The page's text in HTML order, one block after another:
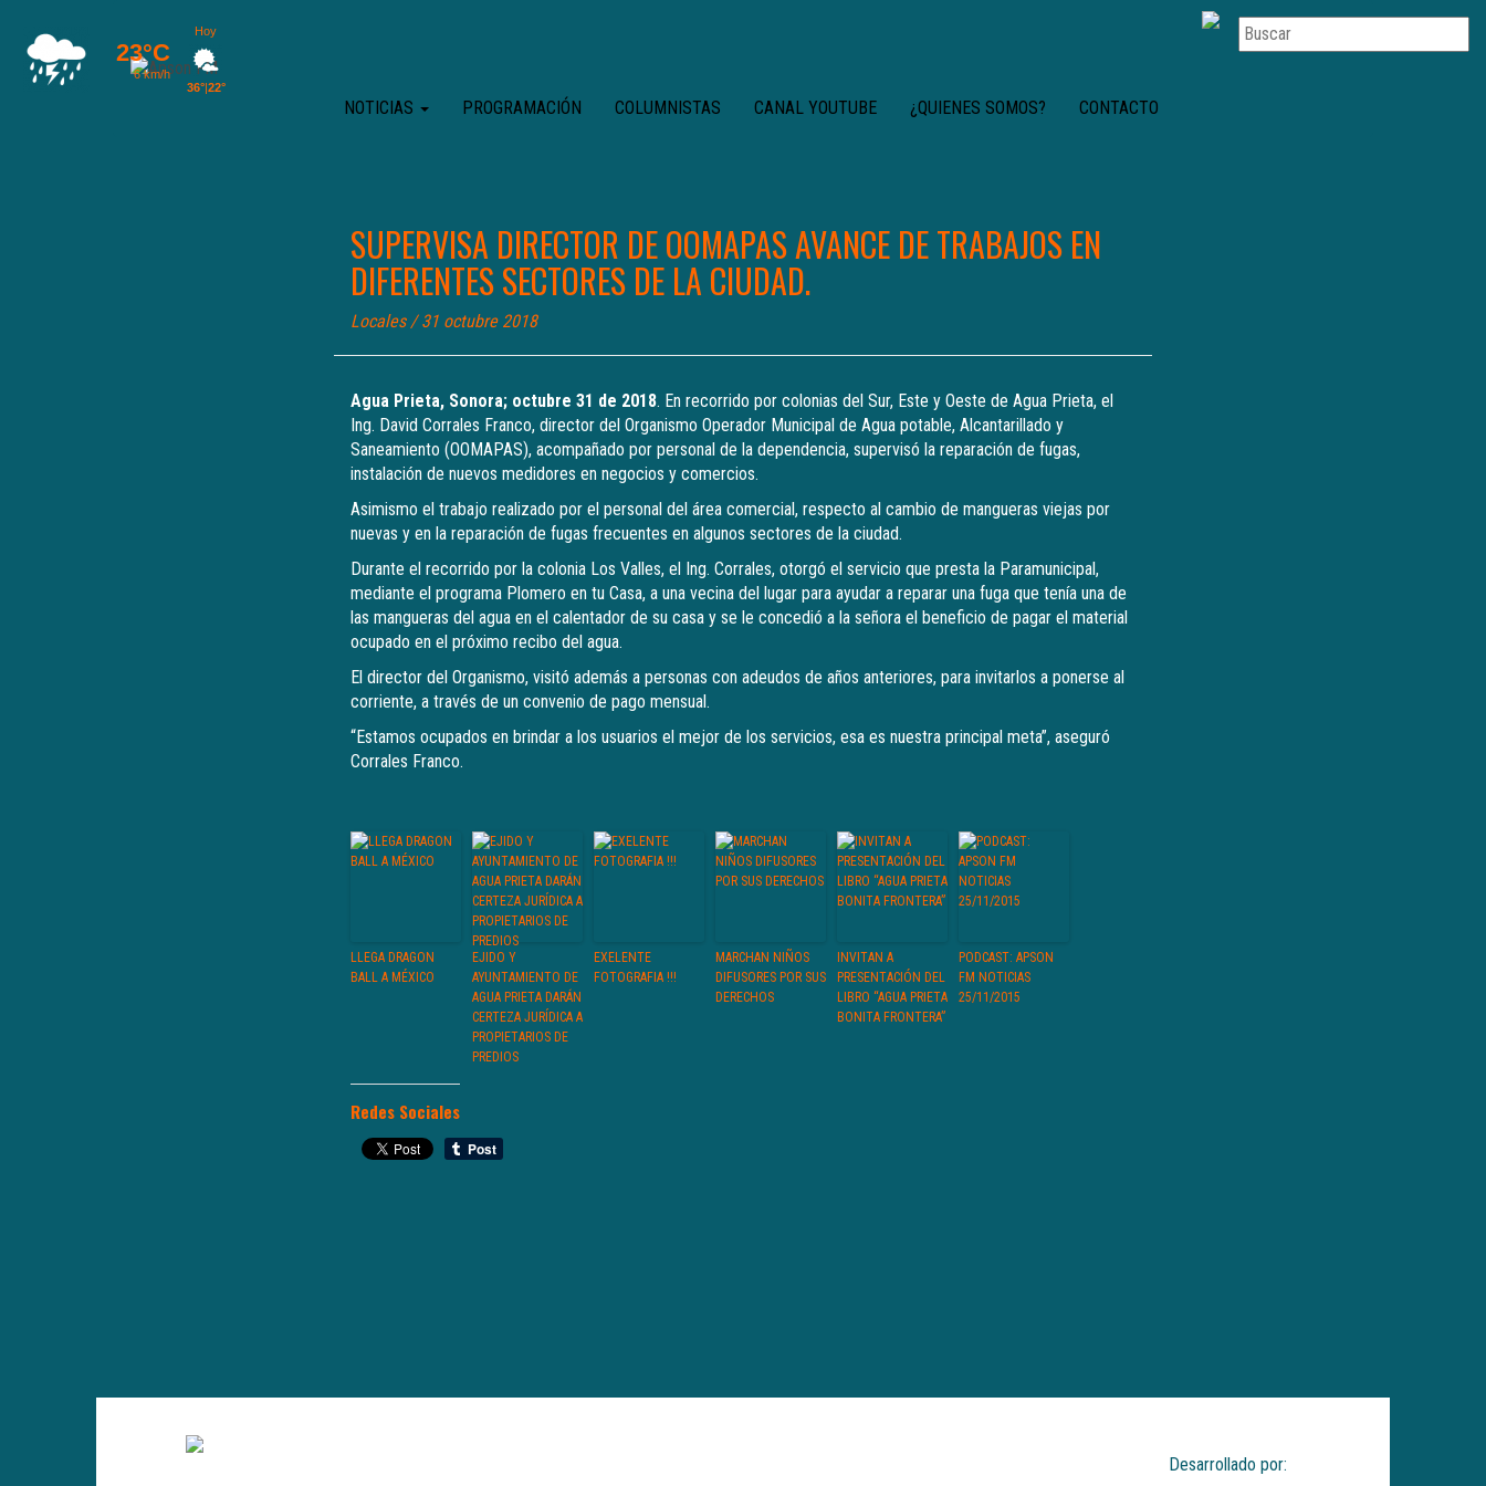
NOTICIAS PROGRAMACIÓN COLUMNISTAS CANAL YOUTUBE ¿QUIENES SOMOS? CONTACTO
SUPERVISA DIRECTOR DE OOMAPAS AVANCE DE TRABAJOS EN
DIFERENTES SECTORES DE LA CIUDAD.
Locales/ 31 octubre 2018
Agua Prieta, Sonora; octubre 31 de 2018. En recorrido por colonias del Sur, Este y Oeste de Agua Prieta, el
Ing. David Corrales Franco, director del Organismo Operador Municipal de Agua potable, Alcantarillado y
Saneamiento (OOMAPAS), acompañado por personal de la dependencia, supervisó la reparación de fugas,
instalación de nuevos medidores en negocios y comercios.
Asimismo el trabajo realizado por el personal del área comercial, respecto al cambio de mangueras viejas por
nuevas y en la reparación de fugas frecuentes en algunos sectores de la ciudad.
Durante el recorrido por la colonia Los Valles, el Ing. Corrales, otorgó el servicio que presta la Paramunicipal,
mediante el programa Plomero en tu Casa, a una vecina del lugar para ayudar a reparar una fuga que tenía una de
las mangueras del agua en el calentador de su casa y se le concedió a la señora el beneficio de pagar el material
ocupado en el próximo recibo del agua.
El director del Organismo, visitó además a personas con adeudos de años anteriores, para invitarlos a ponerse al
corriente, a través de un convenio de pago mensual.
“Estamos ocupados en brindar a los usuarios el mejor de los servicios, esa es nuestra principal meta”, aseguró
Corrales Franco.
LLEGA DRAGON
BALL A MÉXICO
EJIDO Y
AYUNTAMIENTO DE
AGUA PRIETA DARÁN
CERTEZA JURÍDICA A
PROPIETARIOS DE
PREDIOS
EXELENTE
FOTOGRAFIA !!!
MARCHAN NIÑOS
DIFUSORES POR SUS
DERECHOS
INVITAN A
PRESENTACIÓN DEL
LIBRO “AGUA PRIETA
BONITA FRONTERA”
PODCAST: APSON
FM NOTICIAS
25/11/2015
Redes Sociales
Desarrollado por: